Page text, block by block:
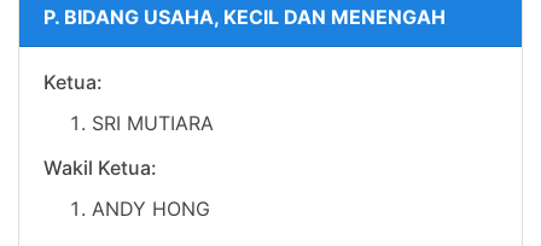
P. BIDANG USAHA, KECIL DAN MENENGAH
Ketua:
SRI MUTIARA
Wakil Ketua:
ANDY HONG